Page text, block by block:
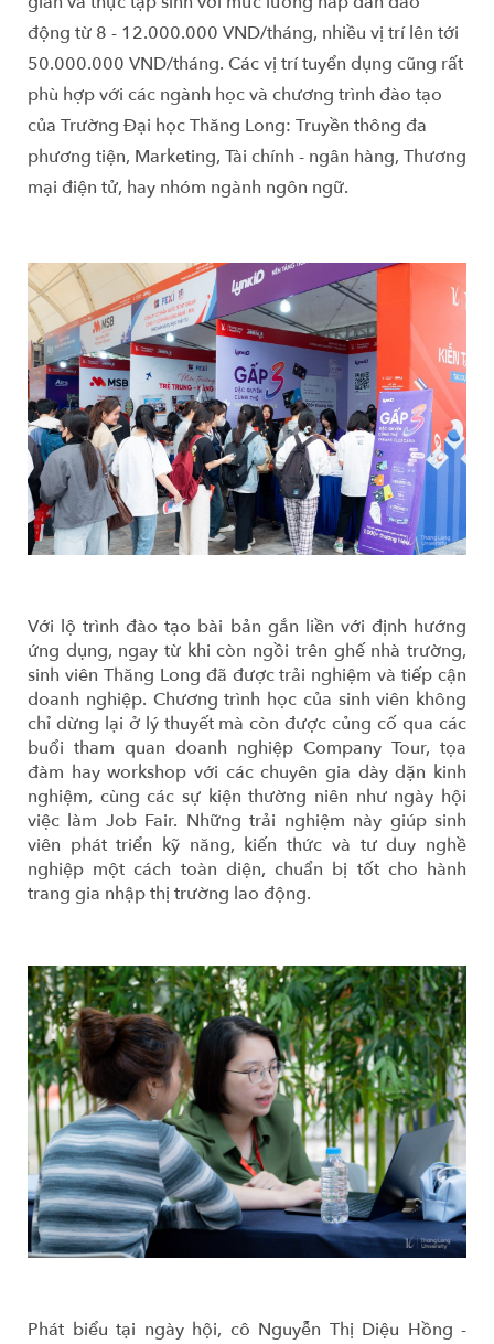
động từ 8 - 12.000.000 VND/tháng, nhiều vị trí lên tới
50.000.000 VND/tháng. Các vị trí tuyển dụng cũng rất
phù hợp với các ngành học và chương trình đào tạo
của Trường Đại học Thăng Long: Truyền thông đa
phương tiện, Marketing, Tài chính - ngân hàng, Thương
mại điện tử, hay nhóm ngành ngôn ngữ.
Với lộ trình đào tạo bài bản gắn liền với định hướng
ứng dụng, ngay từ khi còn ngồi trên ghế nhà trường,
sinh viên Thăng Long đã được trải nghiệm và tiếp cận
doanh nghiệp. Chương trình học của sinh viên không
chỉ dừng lại ở lý thuyết mà còn được củng cố qua các
buổi tham quan doanh nghiệp Company Tour, tọa
đàm hay workshop với các chuyên gia dày dặn kinh
nghiệm, cùng các sự kiện thường niên như ngày hội
việc làm Job Fair. Những trải nghiệm này giúp sinh
viên phát triển kỹ năng, kiến thức và tư duy nghề
nghiệp một cách toàn diện, chuẩn bị tốt cho hành
trang gia nhập thị trường lao động.
Phát biểu tại ngày hội, cô Nguyễn Thị Diệu Hồng -